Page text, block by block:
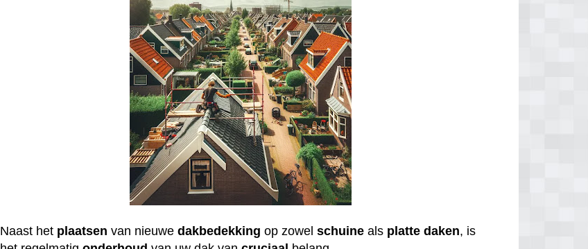
Naast het plaatsen van nieuwedakbedekking op zowelschuine als platte daken, is